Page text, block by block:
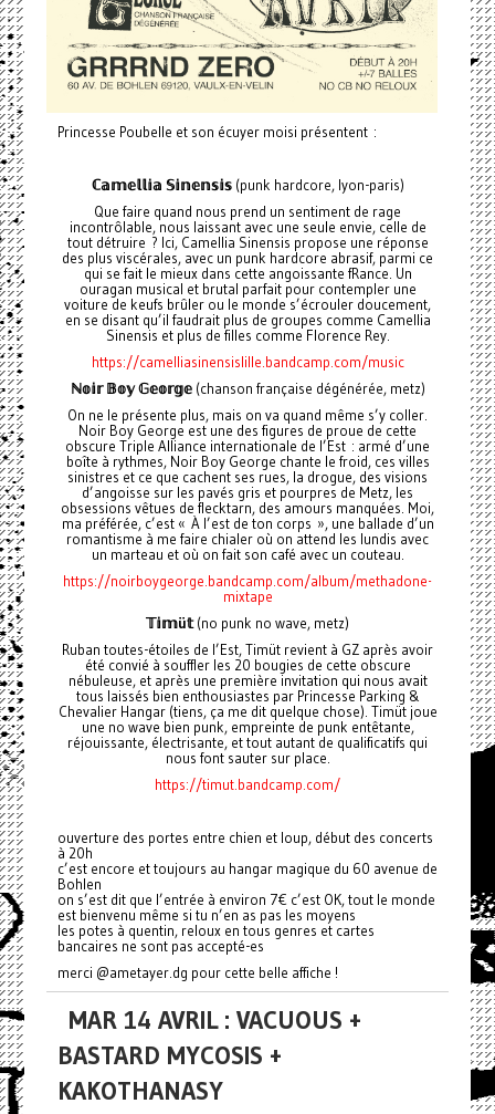
Princesse Poubelle et son écuyer moisi présentent :
ℂ𝕒𝕞𝕖𝕝𝕝𝕚𝕒 𝕊𝕚𝕟𝕖𝕟𝕤𝕚𝕤(punk hardcore, lyon-paris)
Que faire quand nous prend un sentiment de rage
incontrôlable, nous laissant avec une seule envie, celle de
tout détruire ? Ici, Camellia Sinensis propose une réponse
des plus viscérales, avec un punk hardcore abrasif, parmi ce
qui se fait le mieux dans cette angoissante fRance. Un
ouragan musical et brutal parfait pour contempler une
voiture de keufs brûler ou le monde s’écrouler doucement,
en se disant qu’il faudrait plus de groupes comme Camellia
Sinensis et plus de filles comme Florence Rey.
https://camelliasinensislille.bandcamp.com/music
ℕ𝕠𝕚𝕣 𝔹𝕠𝕪 𝔾𝕖𝕠𝕣𝕘𝕖(chanson française dégénérée, metz)
On ne le présente plus, mais on va quand même s’y coller.
Noir Boy George est une des figures de proue de cette
obscure Triple Alliance internationale de l’Est : armé d’une
boîte à rythmes, Noir Boy George chante le froid, ces villes
sinistres et ce que cachent ses rues, la drogue, des visions
d’angoisse sur les pavés gris et pourpres de Metz, les
obsessions vêtues de flecktarn, des amours manquées. Moi,
ma préférée, c’est « À l’est de ton corps », une ballade d’un
romantisme à me faire chialer où on attend les lundis avec
un marteau et où on fait son café avec un couteau.
https://noirboygeorge.bandcamp.com/album/methadone-
mixtape
𝕋𝕚𝕞ü𝕥(no punk no wave, metz)
Ruban toutes-étoiles de l’Est, Timüt revient à GZ après avoir
été convié à souffler les 20 bougies de cette obscure
nébuleuse, et après une première invitation qui nous avait
tous laissés bien enthousiastes par Princesse Parking &
Chevalier Hangar (tiens, ça me dit quelque chose). Timüt joue
une no wave bien punk, empreinte de punk entêtante,
réjouissante, électrisante, et tout autant de qualificatifs qui
nous font sauter sur place.
https://timut.bandcamp.com/
ouverture des portes entre chien et loup, début des concerts
à 20h
c’est encore et toujours au hangar magique du 60 avenue de
Bohlen
on s’est dit que l’entrée à environ 7€ c’est OK, tout le monde
est bienvenu même si tu n’en as pas les moyens
les potes à quentin, reloux en tous genres et cartes
bancaires ne sont pas accepté-es
merci @ametayer.dg pour cette belle affiche !
MAR 14 AVRIL : VACUOUS +
BASTARD MYCOSIS +
KAKOTHANASY